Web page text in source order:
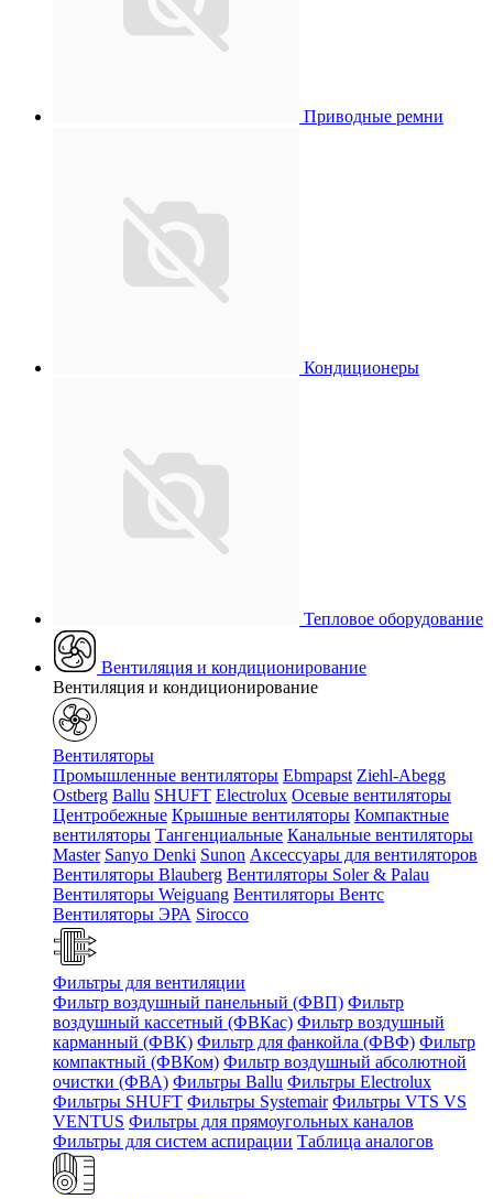
Приводные ремни
Кондиционеры
Тепловое оборудование
Вентиляция и кондиционирование
Вентиляция и кондиционирование
Вентиляторы
Промышленные вентиляторы Ebmpapst Ziehl-Abegg
Ostberg Ballu SHUFT Electrolux Осевые вентиляторы
Центробежные Крышные вентиляторы Компактные
вентиляторы Тангенциальные Канальные вентиляторы
Master Sanyo Denki Sunon Аксессуары для вентиляторов
Вентиляторы Blauberg Вентиляторы Soler & Palau
Вентиляторы Weiguang Вентиляторы Вентс
Вентиляторы ЭРА Sirocco
Фильтры для вентиляции
Фильтр воздушный панельный (ФВП) Фильтр
воздушный кассетный (ФВКас) Фильтр воздушный
карманный (ФВК) Фильтр для фанкойла (ФВФ) Фильтр
компактный (ФВКом) Фильтр воздушный абсолютной
очистки (ФВА) Фильтры Ballu Фильтры Electrolux
Фильтры SHUFT Фильтры Systemair Фильтры VTS VS
VENTUS Фильтры для прямоугольных каналов
Фильтры для систем аспирации Таблица аналогов